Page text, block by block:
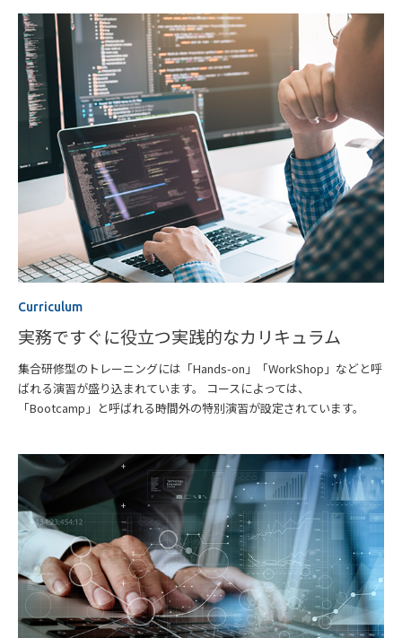
Curriculum
実務ですぐに役立つ実践的なカリキュラム
集合研修型のトレーニングには「Hands-on」「WorkShop」などと呼
ばれる演習が盛り込まれています。 コースによっては、
「Bootcamp」と呼ばれる時間外の特別演習が設定されています。